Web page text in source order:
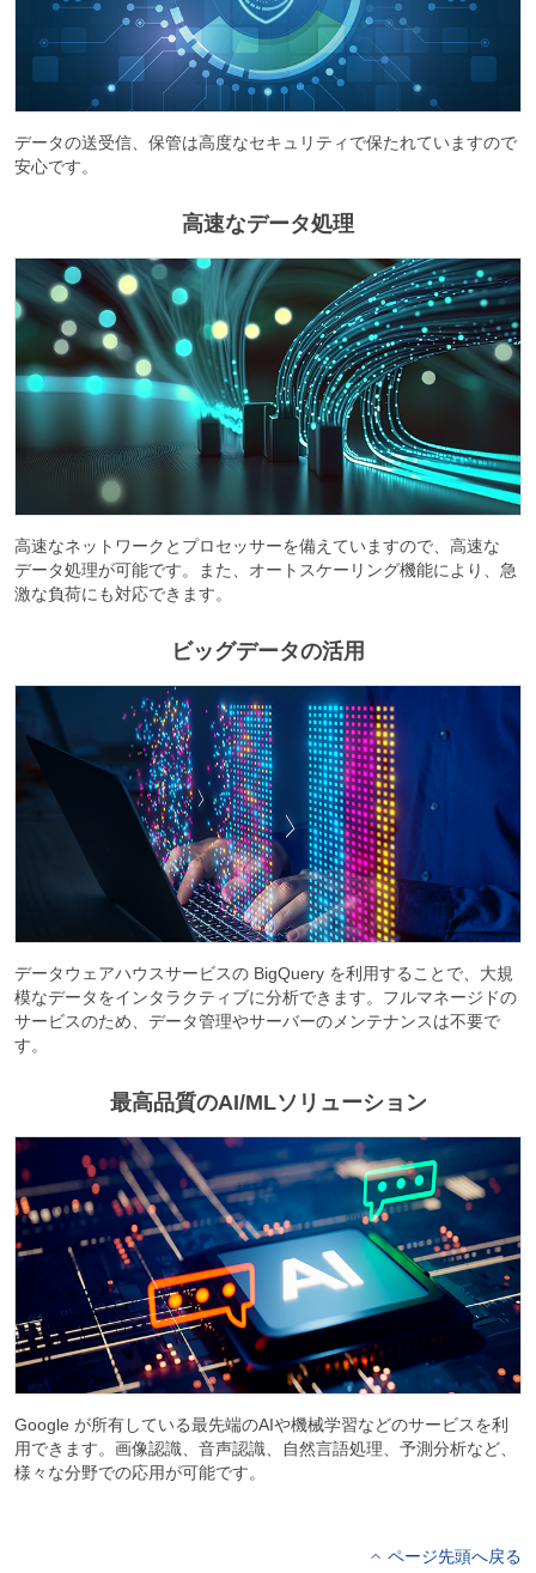
データの送受信、保管は高度なセキュリティで保たれていますので
安心です。
高速なデータ処理
高速なネットワークとプロセッサーを備えていますので、高速な
データ処理が可能です。また、オートスケーリング機能により、急
激な負荷にも対応できます。
ビッグデータの活用
データウェアハウスサービスの BigQuery を利用することで、大規
模なデータをインタラクティブに分析できます。フルマネージドの
サービスのため、データ管理やサーバーのメンテナンスは不要で
す。
最高品質のAI/MLソリューション
Google が所有している最先端のAIや機械学習などのサービスを利
用できます。画像認識、音声認識、自然言語処理、予測分析など、
様々な分野での応用が可能です。
ページ先頭へ戻る